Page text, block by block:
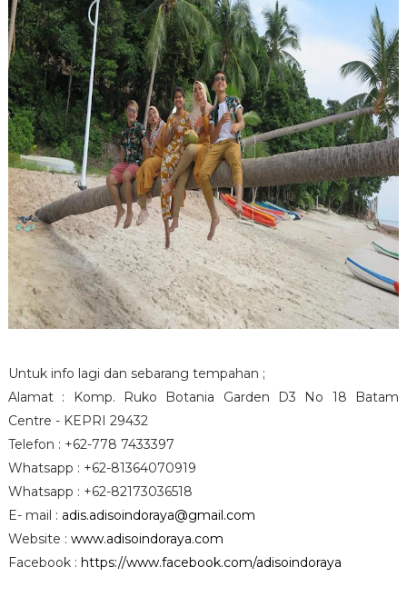
Untuk info lagi dan sebarang tempahan ;
Alamat : Komp. Ruko Botania Garden D3 No 18 Batam
Centre - KEPRI 29432
Telefon : +62-778 7433397
Whatsapp : +62-81364070919
Whatsapp : +62-82173036518
E- mail : adis.adisoindoraya@gmail.com
Website : www.adisoindoraya.com
Facebook : https://www.facebook.com/adisoindoraya